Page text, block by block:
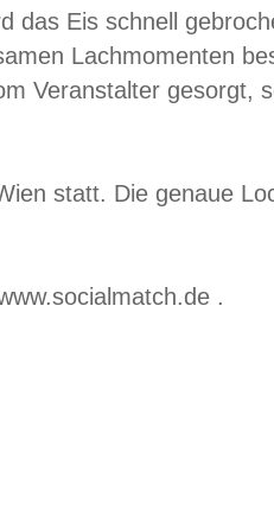
das Eis schnell
Lachmomenten
Veranstalter gesorgt,
statt. Die genaue
.